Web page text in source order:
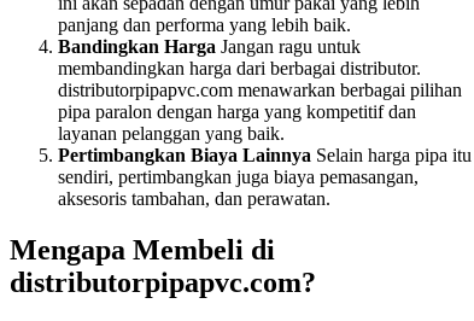
panjang dan performa yang lebih baik.
Bandingkan Harga Jangan ragu untuk
membandingkan harga dari berbagai distributor.
distributorpipapvc.com menawarkan berbagai pilihan
pipa paralon dengan harga yang kompetitif dan
layanan pelanggan yang baik.
Pertimbangkan Biaya Lainnya Selain harga pipa itu
sendiri, pertimbangkan juga biaya pemasangan,
aksesoris tambahan, dan perawatan.
Mengapa Membeli di
distributorpipapvc.com?